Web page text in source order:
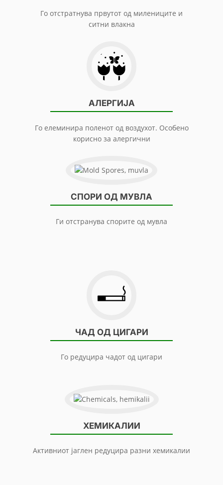
Го отстратнува првутот од милениците и
ситни влакна
АЛЕРГИЈА
Го елеминира поленот од воздухот. Особено
корисно за алергични
СПОРИ ОД МУВЛА
Ги отстранува спорите од мувла
ЧАД ОД ЦИГАРИ
Го редуцира чадот од цигари
ХЕМИКАЛИИ
Активниот јаглен редуцира разни хемикалии